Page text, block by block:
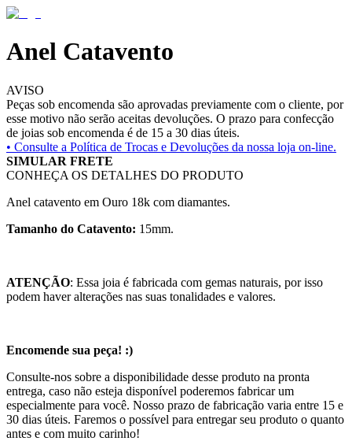
Anel Catavento
AVISO
Peças sob encomenda são aprovadas previamente com o cliente, por
esse motivo não serão aceitas devoluções. O prazo para confecção
de joias sob encomenda é de 15 a 30 dias úteis.
• Consulte a Política de Trocas e Devoluções da nossa loja on-line.
SIMULAR FRETE
CONHEÇA OS DETALHES DO PRODUTO
Anel catavento em Ouro 18k com diamantes.
Tamanho do Catavento: 15mm.
ATENÇÃO: Essa joia é fabricada com gemas naturais, por isso
podem haver alterações nas suas tonalidades e valores.
Encomende sua peça! :)
Consulte-nos sobre a disponibilidade desse produto na pronta
entrega, caso não esteja disponível poderemos fabricar um
especialmente para você. Nosso prazo de fabricação varia entre 15 e
30 dias úteis. Faremos o possível para entregar seu produto o quanto
antes e com muito carinho!